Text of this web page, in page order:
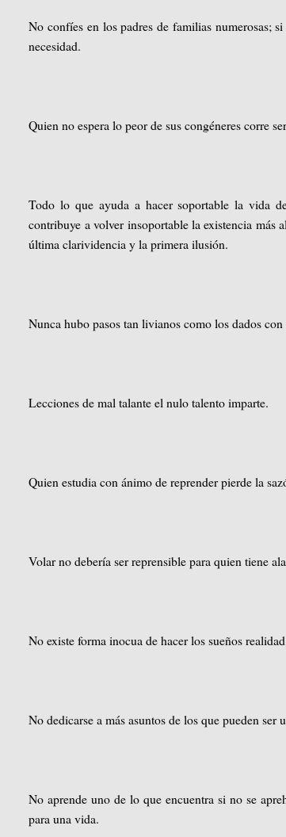
No confíes en los padres de familias numerosas;
necesidad.
Quien no espera lo peor de sus congéneres corre
Todo lo que ayuda a hacer soportable la vida
contribuye a volver insoportable la existencia más
última clarividencia y la primera ilusión.
Nunca hubo pasos tan livianos como los dados
Lecciones de mal talante el nulo talento imparte.
Quien estudia con ánimo de reprender pierde la
Volar no debería ser reprensible para quien tiene
No existe forma inocua de hacer los sueños
No dedicarse a más asuntos de los que pueden
No aprende uno de lo que encuentra si no se
para una vida.